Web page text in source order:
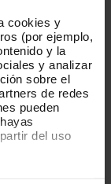
cookies y
(por ejemplo,
y la
y analizar
sobre el
de redes
pueden
del uso
entre
al
de
efectivas